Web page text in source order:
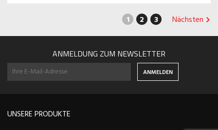
1 2 3 Nächsten
ANMELDUNG ZUM NEWSLETTER
UNSERE PRODUKTE